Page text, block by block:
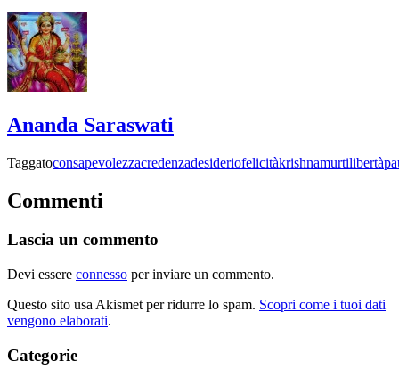
Ananda Saraswati
Taggatoconsapevolezzacredenzadesideriofelicitàkrishnamurtilibertà
Commenti
Lascia un commento
Devi essere connesso per inviare un commento.
Questo sito usa Akismet per ridurre lo spam. Scopri come i tuoi dati
vengono elaborati.
Categorie